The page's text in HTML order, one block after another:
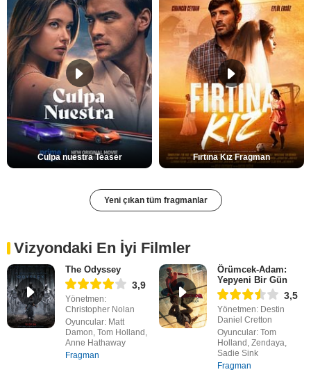
Culpa nuestra Teaser Fırtına Kız Fragman
Yeni çıkan tüm fragmanlar
Vizyondaki En İyi Filmler
The Odyssey
3,9
Yönetmen:
Christopher Nolan
Oyuncular: Matt
Damon, Tom Holland,
Anne Hathaway
Fragman
Örümcek-Adam:
Yepyeni Bir Gün
3,5
Yönetmen: Destin
Daniel Cretton
Oyuncular: Tom
Holland, Zendaya,
Sadie Sink
Fragman